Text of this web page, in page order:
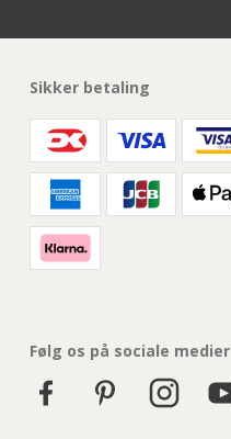
Sikker betaling
Følg os på sociale medier